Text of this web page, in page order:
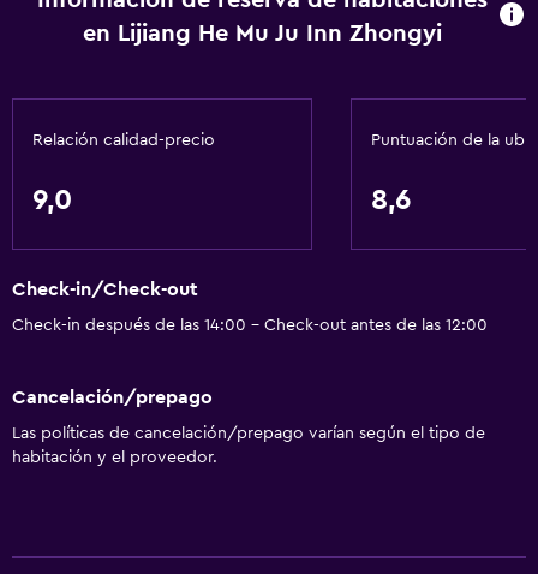
Wifi gratis
Aire acondicionado
Traslado aeropuerto
Cocina
Cocina
General
Salud y seguridad
Caja fuerte
en Lijiang He Mu Ju Inn Zhongyi
Relación calidad-precio
9,0
Puntuación de la
8,6
Check-in/Check-out
Check-in después de las 14:00 - Check-out antes de las 12:00
Cancelación/prepago
Las políticas de cancelación/prepago varían según el tipo de
habitación y el proveedor.